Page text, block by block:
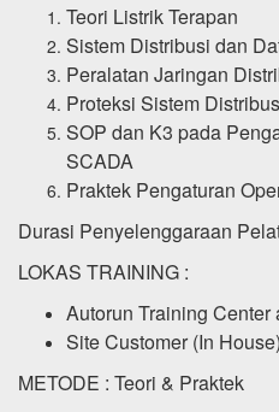
Teori Listrik Terapan
Sistem Distribusi dan
Peralatan Jaringan
Proteksi Sistem
SOP dan K3 pada
SCADA
Praktek Pengaturan
Durasi Penyelenggaraan
LOKAS TRAINING :
Autorun Training Center
Site Customer (In House)
METODE : Teori & Praktek